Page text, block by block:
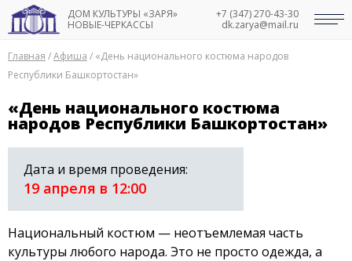
ДОМ КУЛЬТУРЫ «ЗАРЯ»
НОВЫЕ-ЧЕРКАССЫ
+7 (347) 270-43-30
dk.zarya@mail.ru
Главная /Афиша / «День национального костюма народов
Республики Башкортостан»
«День национального костюма
народов Республики Башкортостан»
Дата и время проведения:
19 апреля в 12:00
Национальный костюм — неотъемлемая часть
культуры любого народа. Это не просто одежда, а